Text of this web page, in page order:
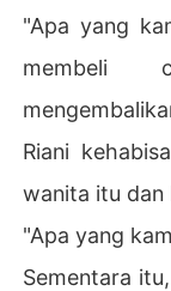
"Apa yang
membeli
Riani
wanita itu dan
"Apa yang
Sementara